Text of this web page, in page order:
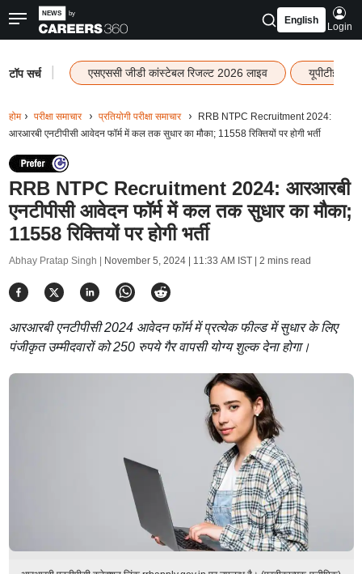
English
Login
टॉप सर्च एसएससी जीडी कांस्टेबल रिजल्ट 2026 लाइव यूपीटीईटी
होम परीक्षा समाचार प्रतियोगी परीक्षा समाचार
RRB NTPC Recruitment 2024:
आरआरबी एनटीपीसी आवेदन फॉर्म में कल तक सुधार का मौका; 11558 रिक्तियों पर होगी भर्ती
RRB NTPC Recruitment 2024: आरआरबी
एनटीपीसी आवेदन फॉर्म में कल तक सुधार का मौका;
11558 रिक्तियों पर होगी भर्ती
Abhay Pratap Singh | November 5, 2024 | 11:33 AM IST| 2 mins read
आरआरबी एनटीपीसी 2024 आवेदन फॉर्म में प्रत्येक फील्ड में सुधार के लिए
पंजीकृत उम्मीदवारों को 250 रुपये गैर वापसी योग्य शुल्क देना होगा।